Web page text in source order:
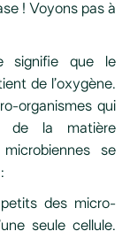
! Voyons pas à
signifie que le
de l’oxygène.
organismes qui
de la matière
se
des micro-
seule cellule.